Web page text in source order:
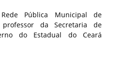
Pública Municipal de
professor da Secretaria de
do Estadual do Ceará